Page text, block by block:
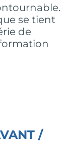
se tient
de
/